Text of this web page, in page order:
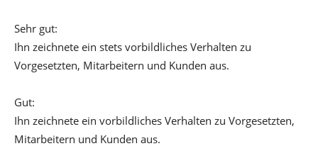
Sehr gut:
Ihn zeichnete ein stets vorbildliches Verhalten zu
Vorgesetzten, Mitarbeitern und Kunden aus.
Gut:
Ihn zeichnete ein vorbildliches Verhalten zu Vorgesetzten,
Mitarbeitern und Kunden aus.